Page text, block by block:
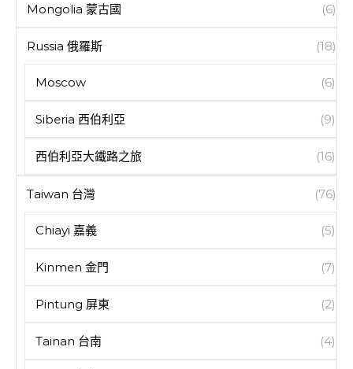
Mongolia 蒙古國 (6)
Russia 俄羅斯 (18)
Moscow (6)
Siberia 西伯利亞 (9)
西伯利亞大鐵路之旅 (16)
Taiwan 台灣 (76)
Chiayi 嘉義 (5)
Kinmen 金門 (7)
Pintung 屏東 (2)
Tainan 台南 (4)